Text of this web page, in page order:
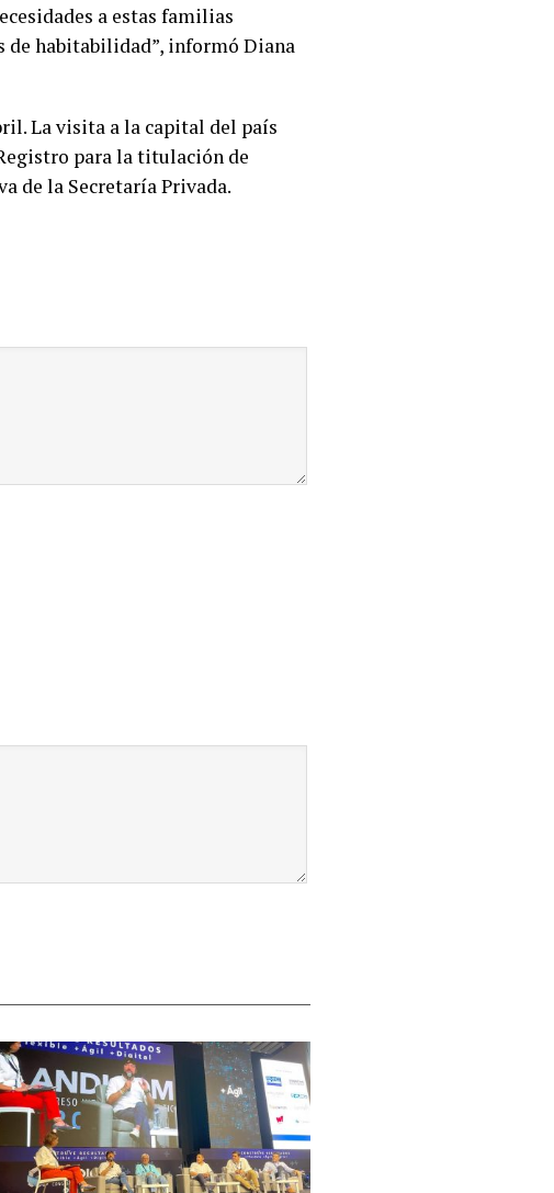
a estas familias
de habitabilidad”, informó Diana
La visita a la capital del país
para la titulación de
de la Secretaría Privada.